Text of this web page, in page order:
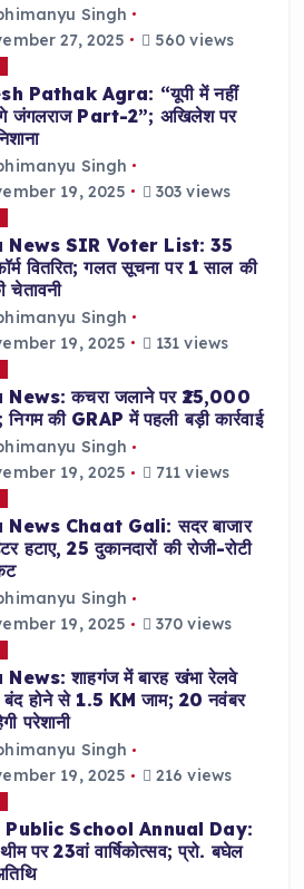
Singh
27, 2025
560 views
Pathak Agra: “यूपी में नहीं
जंगलराज Part-2”; अखिलेश पर
Singh
19, 2025
303 views
News SIR Voter List: 35
वितरित; गलत सूचना पर 1 साल की
चेतावनी
Singh
19, 2025
131 views
कचरा जलाने पर ₹25,000
निगम की GRAP में पहली बड़ी कार्रवाई
Singh
19, 2025
711 views
Chaat Gali: सदर बाजार
हटाए, 25 दुकानदारों की रोजी-रोटी
Singh
19, 2025
370 views
शाहगंज में बारह खंभा रेलवे
होने से 1.5 KM जाम; 20 नवंबर
परेशानी
Singh
19, 2025
216 views
Public School Annual Day:
थीम पर 23वां वार्षिकोत्सव; प्रो. बघेल